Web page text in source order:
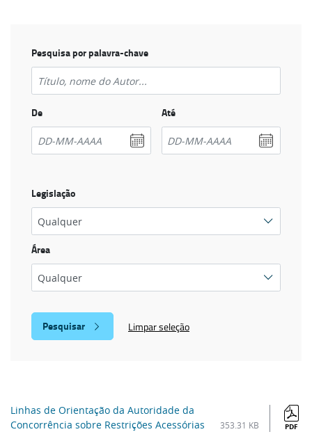
Pesquisa por palavra-chave
De Até
Legislação
Área
Limpar seleção
Linhas de Orientação da Autoridade da
Concorrência sobre Restrições Acessórias
353.31 KB PDF